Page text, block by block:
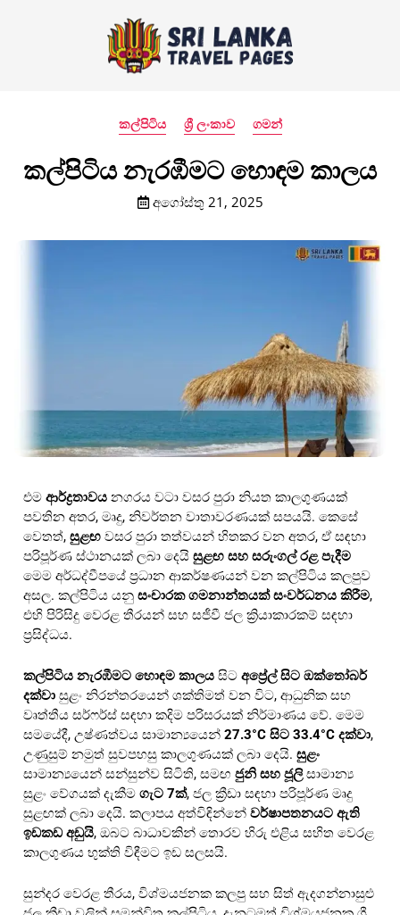
කල්පිටිය ශ්‍රී ලංකාව ගමන්
කල්පිටිය නැරඹීමට හොඳම කාලය
අගෝස්තු 21, 2025
එම ආර්ද්‍රතාවය නගරය වටා වසර පුරා නියත කාලගුණයක්
පවතින අතර, මෘදු, නිවර්තන වාතාවරණයක් සපයයි. කෙසේ
වෙතත්, සුළඟ වසර පුරා තත්වයන් හිතකර වන අතර, ඒ සඳහා
පරිපූර්ණ ස්ථානයක් ලබා දෙයි සුළඟ සහ සරුංගල් රළ පැදීම
මෙම අර්ධද්වීපයේ ප්‍රධාන ආකර්ෂණයන් වන කල්පිටිය කලපුව
අසල. කල්පිටිය යනු සංචාරක ගමනාන්තයක් සංවර්ධනය කිරීම,
එහි පිරිසිදු වෙරළ තීරයන් සහ සජීවී ජල ක්‍රියාකාරකම් සඳහා
ප්‍රසිද්ධය.
කල්පිටිය නැරඹීමට හොඳම කාලය සිට අප්‍රේල් සිට ඔක්තෝබර්
දක්වා සුළං නිරන්තරයෙන් ශක්තිමත් වන විට, ආධුනික සහ
වෘත්තීය සර්ෆර්ස් සඳහා කදිම පරිසරයක් නිර්මාණය වේ. මෙම
සමයේදී, උෂ්ණත්වය සාමාන්‍යයෙන් 27.3°C සිට 33.4°C දක්වා,
උණුසුම් නමුත් සුවපහසු කාලගුණයක් ලබා දෙයි. සුළං
සාමාන්‍යයෙන් සන්සුන්ව සිටිති, සමඟ ජුනි සහ ජූලිසාමාන්‍ය
සුළං වේගයක් දැකීම ගැට 7ක්, ජල ක්‍රීඩා සඳහා පරිපූර්ණ මෘදු
සුළඟක් ලබා දෙයි. කලාපය අත්විඳින්නේ වර්ෂාපතනයට ඇති
ඉඩකඩ අඩුයි, ඔබට බාධාවකින් තොරව හිරු එළිය සහිත වෙරළ
කාලගුණය භුක්ති විඳීමට ඉඩ සලසයි.
සුන්දර වෙරළ තීරය, විශ්මයජනක කලපු සහ සිත් ඇදගන්නාසුළු